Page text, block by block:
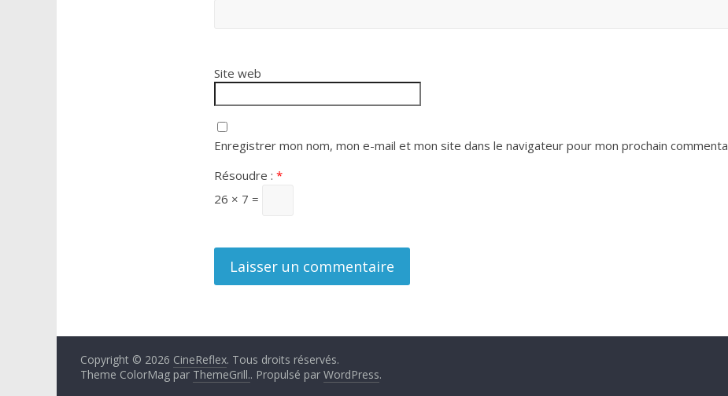
Site web
Enregistrer mon nom, mon e-mail et mon site dans le navigateur pour mon prochain
Résoudre : *
26 × 7 =
Copyright © 2026 CineReflex. Tous droits réservés.
Theme ColorMag par ThemeGrill.. Propulsé par WordPress.